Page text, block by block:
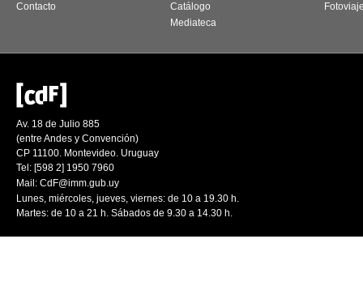
Contacto
Catálogo
Mediateca
Av. 18 de Julio 885
(entre Andes y Convención)
CP 11100. Montevideo. Uruguay
Tel: [598 2] 1950 7960
Mail: CdF@imm.gub.uy
Lunes, miércoles, jueves, viernes: de 10 a 19.30 h.
Martes: de 10 a 21 h. Sábados de 9.30 a 14.30 h.